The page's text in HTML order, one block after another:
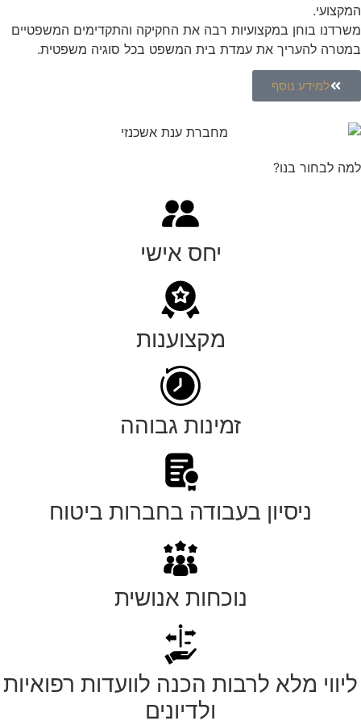
המקצועי.
משרדנו בוחן במקצועיות רבה את החקיקה והתקדימים המשפטיים
במטרה להעריך את עמדת בית המשפט בכל סוגיה משפטית.
למידע נוסף
למה לבחור בנו?
יחס אישי
מקצוענות
זמינות גבוהה
ניסיון בעבודה בחברות ביטוח
נוכחות אנושית
ליווי מלא לרבות הכנה לוועדות רפואיות
ולדיונים